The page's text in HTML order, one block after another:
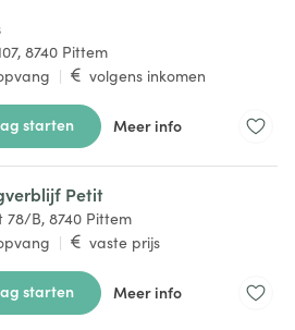
8740 Pittem
| volgens inkomen
starten Meer info
Petit
78/B, 8740 Pittem
| vaste prijs
starten Meer info